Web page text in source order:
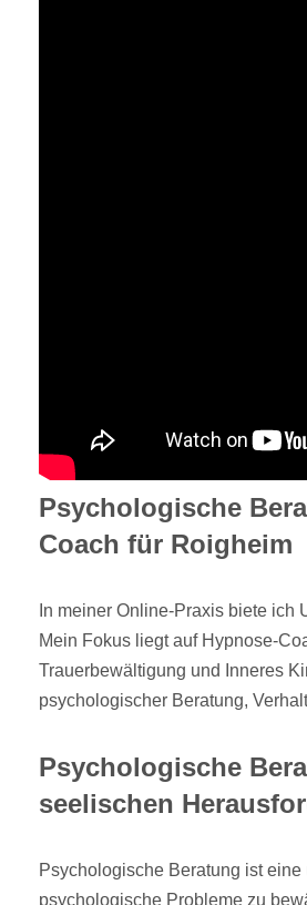
Psychologische
Coach für Roigheim
In meiner Online-Praxis biete ich
Mein Fokus liegt auf Hypnose-
Trauerbewältigung und Inneres
psychologischer Beratung,
Psychologische
seelischen
Psychologische Beratung ist
psychologische Probleme zu